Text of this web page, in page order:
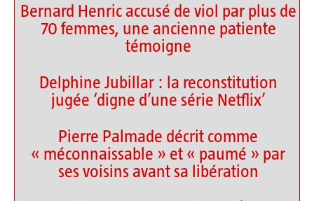
Bernard Henric accusé de viol par plus de
70 femmes, une ancienne patiente
témoigne
Delphine Jubillar : la reconstitution
jugée ‘digne d’une série Netflix’
Pierre Palmade décrit comme
« méconnaissable » et « paumé » par
ses voisins avant sa libération